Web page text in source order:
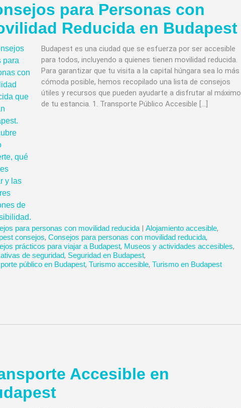
para Personas con
Reducida en Budapest
Budapest es una ciudad que se esfuerza por ser accesible
para todos, incluyendo a quienes tienen movilidad reducida.
Para garantizar que tu visita a la capital húngara sea lo más
cómoda posible, hemos recopilado una lista de consejos
útiles y recursos que pueden ayudarte a disfrutar al máximo
de tu estancia. 1. Transporte Público Accesible […]
para personas con movilidad reducida| Alojamiento accesible,
consejos, Consejos para personas con movilidad reducida,
prácticos para viajar a Budapest, Museos y actividades accesibles,
de seguridad, Seguridad en Budapest,
público en Budapest, Turismo accesible, Turismo en Budapest
Accesible en